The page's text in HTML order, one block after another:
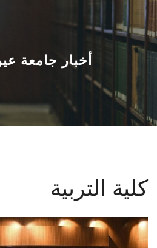
أخبار جامعة
كلية التربية